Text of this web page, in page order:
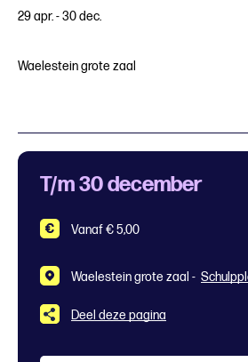
29 apr. - 30 dec.
Waelestein grote zaal
T/m 30 december
Vanaf € 5,00
Waelestein grote zaal -
Deel deze pagina